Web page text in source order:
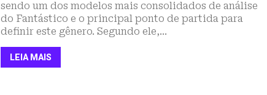
sendo um dos modelos mais consolidados de análise
do Fantástico e o principal ponto de partida para
definir este gênero. Segundo ele,...
LEIA MAIS